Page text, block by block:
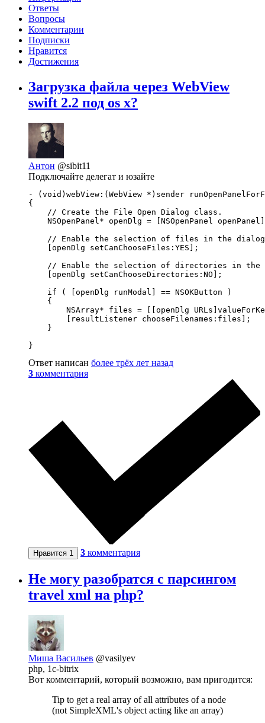
Ответы
Вопросы
Комментарии
Подписки
Нравится
Достижения
Загрузка файла через WebView
swift 2.2 под os x?
Антон @sibit11
Подключайте делегат и юзайте
- (void)webView:(WebView *)sender
{
    // Create the File Open Dialog class.
NSOpenPanel* openDlg = [NSOpenPanel
// Enable the selection of files in the
    [openDlg setCanChooseFiles:YES];
// Enable the selection of directories in the
    [openDlg setCanChooseDirectories:NO];
    if ( [openDlg runModal] == NSOKButton )
    {
NSArray* files = [[openDlg
        [resultListener chooseFilenames:files];
    }
}
Ответ написан более трёх лет назад
3 комментария
Нравится 1 3 комментария
Не могу разобратся с парсингом
travel xml на php?
Миша Васильев @vasilyev
php, 1c-bitrix
Вот комментарий, который возможно, вам пригодится:
Tip to get a real array of all attributes of a node
(not SimpleXML's object acting like an array)